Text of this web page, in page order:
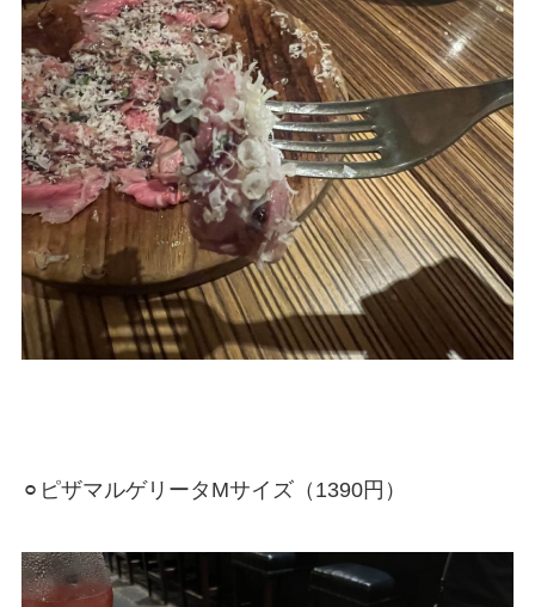
⚪︎ピザマルゲリータMサイズ（1390円）